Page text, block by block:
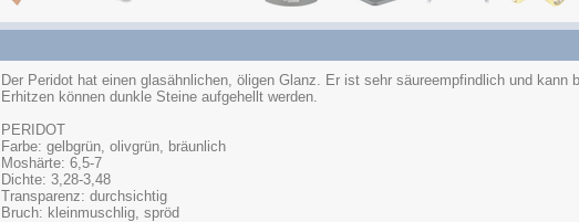
Der Peridot hat einen glasähnlichen, öligen Glanz. Er ist sehr säureempfindlich und kann
Erhitzen können dunkle Steine aufgehellt werden.
PERIDOT
Farbe: gelbgrün, olivgrün, bräunlich
Moshärte: 6,5-7
Dichte: 3,28-3,48
Transparenz: durchsichtig
Bruch: kleinmuschlig, spröd